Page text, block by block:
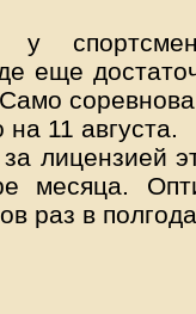
у
еще
11 августа.
лицензией
месяца.
раз в